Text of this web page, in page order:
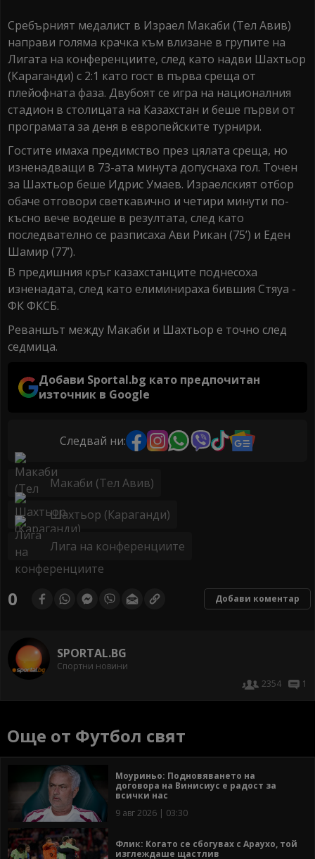
Сребърният медалист в Израел Макаби (Тел Авив)
направи голяма крачка към влизане в групите на
Лигата на конференциите, след като надви Шахтьор
(Караганди) с 2:1 като гост в първа среща от
плейофната фаза. Двубоят се игра на националния
стадион в столицата на Казахстан и беше първи от
програмата за деня в европейските турнири.
Гостите имаха предимство през цялата среща, но
изненадващи в 73-ата минута допуснаха гол. Точен
за Шахтьор беше Идрис Умаев. Израелският отбор
обаче отговори светкавично и четири минути по-
късно вече водеше в резултата, след като
последвателно се разписаха Aви Рикан (75’) и Еден
Шамир (77’).
В предишния кръг казахстанците поднесоха
изненадата, след като елиминираха бившия Стяуа -
ФК ФКСБ.
Реваншът между Макаби и Шахтьор е точно след
седмица.
Добави Sportal.bg като предпочитан
източник в Google
Следвай ни:
Макаби (Тел Авив)
Шахтьор (Караганди)
Лига на конференциите
0 Добави коментар
SPORTAL.BG
Спортни новини
2354
1
Още от Футбол свят
Моуриньо: Подновяването на
договора на Винисиус е радост за
всички нас
9 авг 2026 | 03:30
Флик: Когато се сбогувах с Араухо, той
изглеждаше щастлив